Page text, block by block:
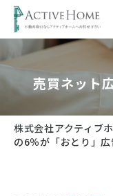
売買ネット
株式会社アクティブ
の6％が「おとり」広